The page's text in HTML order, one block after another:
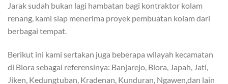
Jarak sudah bukan lagi hambatan bagi kontraktor kolam
renang, kami siap menerima proyek pembuatan kolam dari
berbagai tempat.
Berikut ini kami sertakan juga beberapa wilayah kecamatan
di Blora sebagai referensinya: Banjarejo, Blora, Japah, Jati,
Jiken, Kedungtuban, Kradenan, Kunduran, Ngawen,dan lain